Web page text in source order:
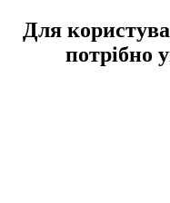
Для
потрібно